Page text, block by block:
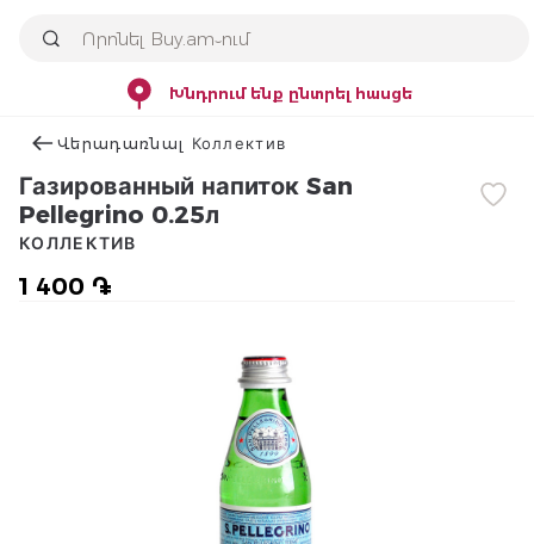
Խնդրում ենք ընտրել հասցե
Վերադառնալ Коллектив
Газированный напиток San
Pellegrino 0.25л
1 400 ֏
КОЛЛЕКТИВ